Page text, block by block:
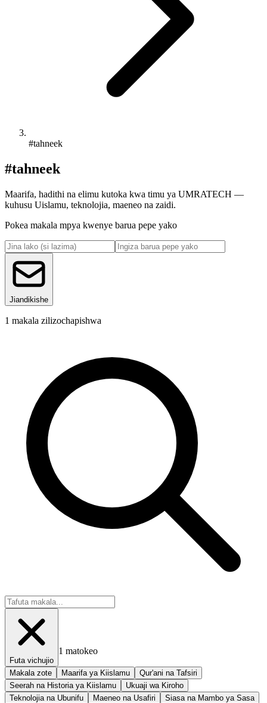
#tahneek
#tahneek
Maarifa, hadithi na elimu kutoka kwa timu ya UMRATECH —
kuhusu Uislamu, teknolojia, maeneo na zaidi.
Pokea makala mpya kwenye barua pepe yako
Jiandikishe
1 makala zilizochapishwa
Futa vichujio
1 matokeo
Makala zote Maarifa ya Kiislamu
Qur'ani na Tafsiri
Seerah na Historia ya Kiislamu
Ukuaji wa Kiroho
Teknolojia na Ubunifu
Maeneo na Usafiri
Siasa na Mambo ya Sasa